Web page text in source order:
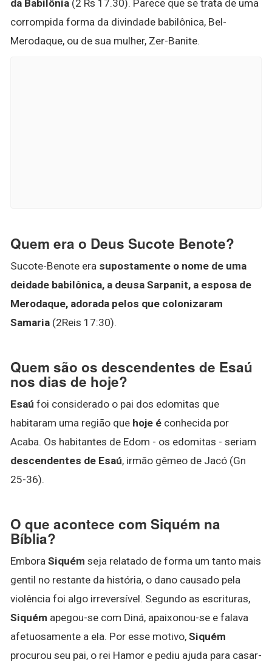
da Babilônia (2 Rs 17.30). Parece que se trata de uma
corrompida forma da divindade babilônica, Bel-
Merodaque, ou de sua mulher, Zer-Banite.
Quem era o Deus Sucote Benote?
Sucote-Benote era supostamente o nome de uma
deidade babilônica, a deusa Sarpanit, a esposa de
Merodaque, adorada pelos que colonizaram
Samaria (2Reis 17:30).
Quem são os descendentes de Esaú
nos dias de hoje?
Esaú foi considerado o pai dos edomitas que
habitaram uma região que hoje é conhecida por
Acaba. Os habitantes de Edom - os edomitas - seriam
descendentes de Esaú, irmão gêmeo de Jacó (Gn
25-36).
O que acontece com Siquém na
Bíblia?
Embora Siquém seja relatado de forma um tanto mais
gentil no restante da história, o dano causado pela
violência foi algo irreversível. Segundo as escrituras,
Siquém apegou-se com Diná, apaixonou-se e falava
afetuosamente a ela. Por esse motivo, Siquém
procurou seu pai, o rei Hamor e pediu ajuda para casar-